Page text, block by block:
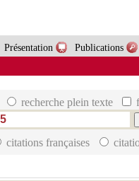
Publications
Présentation
recherche plein texte
citations françaises